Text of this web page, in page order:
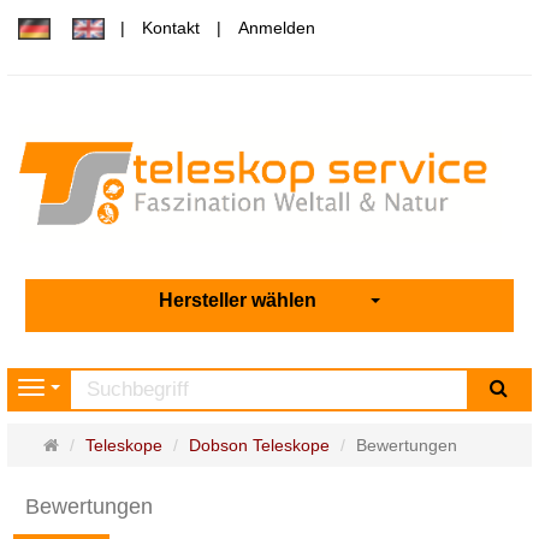
Kontakt Anmelden
Hersteller wählen
Navigation
Startseite
Teleskope Dobson Teleskope Bewertungen
Bewertungen